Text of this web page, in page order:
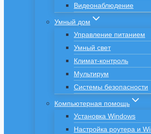
Видеонаблюдение
Умный дом
Управление питанием
Умный свет
Климат-контроль
Мультирум
Системы безопасности
Компьютерная помощь
Установка Windows
Настройка роутера и